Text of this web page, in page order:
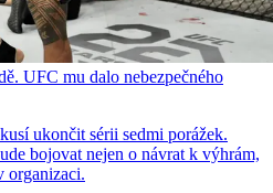
UFC mu dalo nebezpečného
ukončit sérii sedmi porážek.
bojovat nejen o návrat k výhrám,
organizaci.